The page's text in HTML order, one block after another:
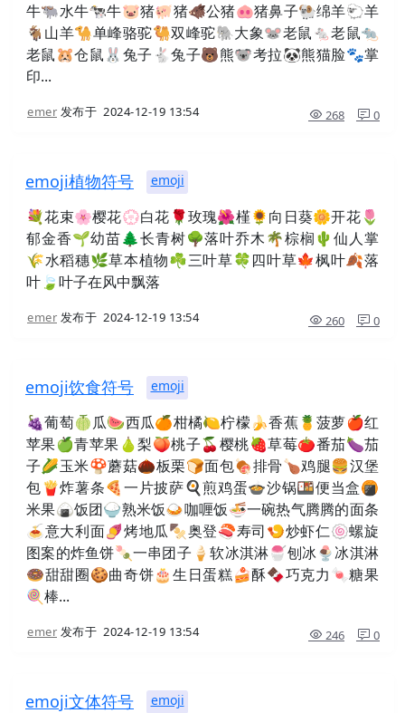
牛🐃水牛🐄牛🐷猪🐖猪🐗公猪🐽猪鼻子🐏绵羊🐑羊
🐐山羊🐪单峰骆驼🐫双峰驼🐘大象🐭老鼠🐁老鼠🐀
老鼠🐹仓鼠🐰兔子🐇兔子🐻熊🐨考拉🐼熊猫脸🐾掌
印...
emer 发布于 2024-12-19 13:54 268 0
emoji植物符号 emoji
💐花束🌸樱花💮白花🌹玫瑰🌺槿🌻向日葵🌼开花🌷
郁金香🌱幼苗🌲长青树🌳落叶乔木🌴棕榈🌵仙人掌
🌾水稻穗🌿草本植物☘三叶草🍀四叶草🍁枫叶🍂落
叶🍃叶子在风中飘落
emer 发布于 2024-12-19 13:54 260 0
emoji饮食符号 emoji
🍇葡萄🍈瓜🍉西瓜🍊柑橘🍋柠檬🍌香蕉🍍菠萝🍎红
苹果🍏青苹果🍐梨🍑桃子🍒樱桃🍓草莓🍅番茄🍆茄
子🌽玉米🍄蘑菇🌰板栗🍞面包🍖排骨🍗鸡腿🍔汉堡
包🍟炸薯条🍕一片披萨🍳煎鸡蛋🍲沙锅🍱便当盒🍘
米果🍙饭团🍚熟米饭🍛咖喱饭🍜一碗热气腾腾的面条
🍝意大利面🍠烤地瓜🍢奥登🍣寿司🍤炒虾仁🍥螺旋
图案的炸鱼饼🍡一串团子🍦软冰淇淋🍧刨冰🍨冰淇淋
🍩甜甜圈🍪曲奇饼🎂生日蛋糕🍰酥🍫巧克力🍬糖果
🍭棒...
emer 发布于 2024-12-19 13:54 246 0
emoji文体符号 emoji